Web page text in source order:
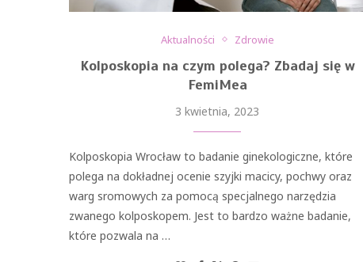
Aktualności Zdrowie
Kolposkopia na czym polega? Zbadaj się w
FemiMea
3 kwietnia, 2023
Kolposkopia Wrocław to badanie ginekologiczne, które
polega na dokładnej ocenie szyjki macicy, pochwy oraz
warg sromowych za pomocą specjalnego narzędzia
zwanego kolposkopem. Jest to bardzo ważne badanie,
które pozwala na …